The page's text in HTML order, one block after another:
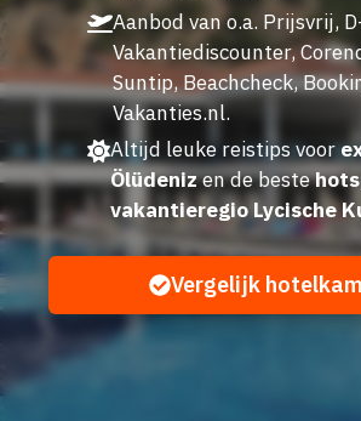
Aanbod van o.a. Prijsvrij,
Vakantiediscounter,
Suntip, Beachcheck,
Vakanties.nl.
Altijd leuke reistips voor
Ölüdenizen de beste
vakantieregio Lycische
Vergelijk